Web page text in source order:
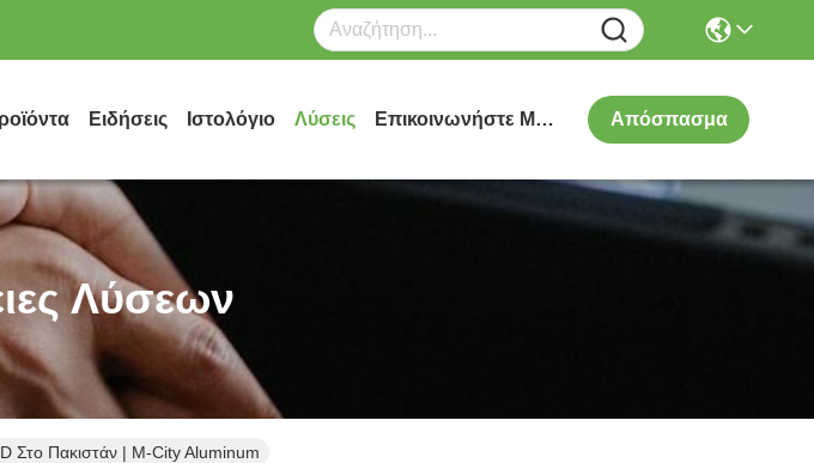
Ειδήσεις Ιστολόγιο Λύσεις Επικοινωνήστε Μαζί Μας Απόσπασμα
Λύσεων
Στο Πακιστάν | M-City Aluminum